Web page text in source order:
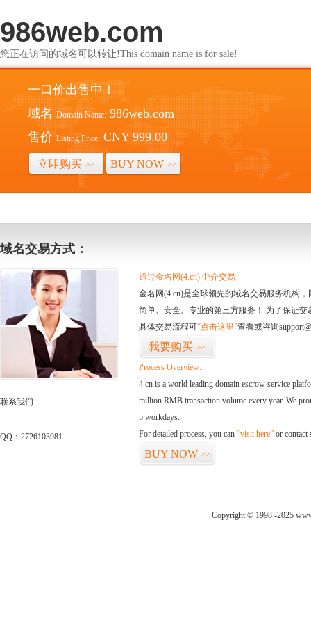
986web.com
您正在访问的域名可以转让!This domain name is for sale!
一口价出售中！
域名 Domain Name: 986web.com
售价 Listing Price: CNY 999.00
立即购买 >> BUY NOW >>
域名交易方式：
联系我们
QQ：2726103981
通过金名网(4.cn) 中介交易
金名网(4.cn)是全球领先的域名交易服务机构
简单、安全、专业的第三方服务！ 为了保证
具体交易流程可“点击这里”查看或咨询
我要购买 >>
Process Overview:
4.cn is a world leading domain escrow service
million RMB transaction volume every year. We
5 workdays.
For detailed process, you can “visit here” or contact
BUY NOW >>
Copyright © 1998 -2025